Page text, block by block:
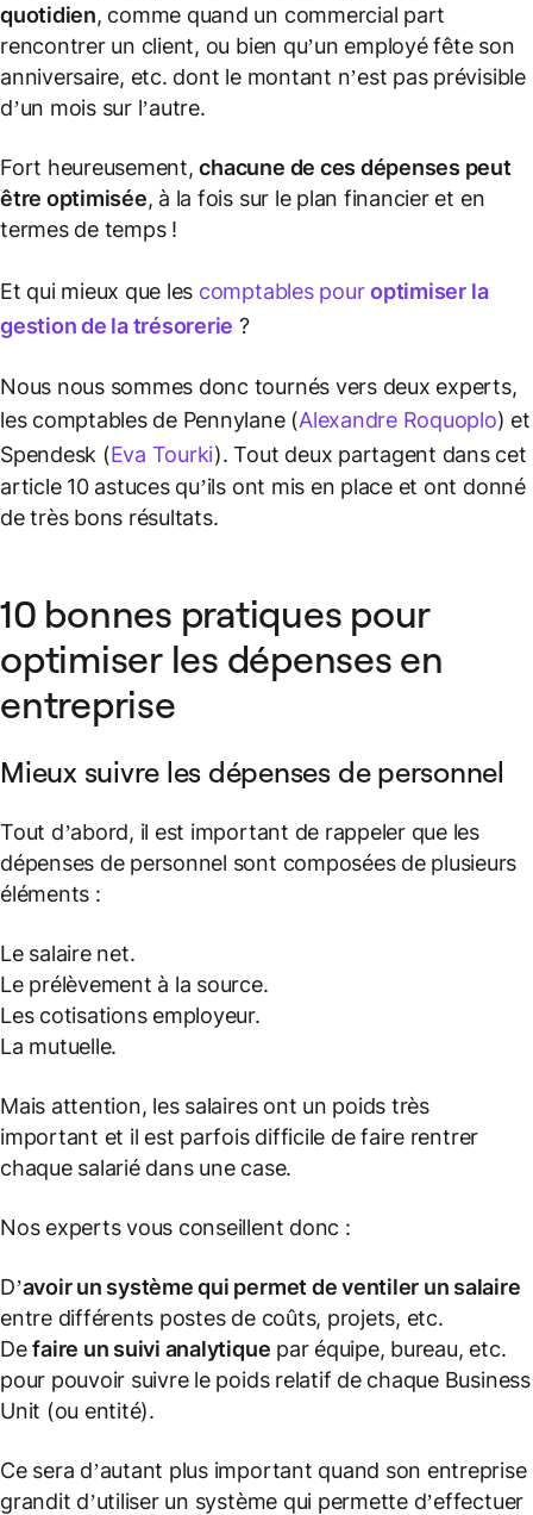
quotidien, comme quand un commercial part
rencontrer un client, ou bien qu’un employé fête son
anniversaire, etc. dont le montant n’est pas prévisible
d’un mois sur l’autre.
Fort heureusement,chacune de ces dépenses peut
être optimisée, à la fois sur le plan financier et en
termes de temps !
Et qui mieux que les comptables pouroptimiser la
gestion de la trésorerie ?
Nous nous sommes donc tournés vers deux experts,
les comptables de Pennylane (Alexandre Roquoplo) et
Spendesk (Eva Tourki). Tout deux partagent dans cet
article 10 astuces qu’ils ont mis en place et ont donné
de très bons résultats.
10 bonnes pratiques pour
optimiser les dépenses en
entreprise
Mieux suivre les dépenses de personnel
Tout d’abord, il est important de rappeler que les
dépenses de personnel sont composées de plusieurs
éléments :
Le salaire net.
Le prélèvement à la source.
Les cotisations employeur.
La mutuelle.
Mais attention, les salaires ont un poids très
important et il est parfois difficile de faire rentrer
chaque salarié dans une case.
Nos experts vous conseillent donc :
D’avoir un système qui permet de ventiler un salaire
entre différents postes de coûts, projets, etc.
Defaire un suivi analytique par équipe, bureau, etc.
pour pouvoir suivre le poids relatif de chaque Business
Unit (ou entité).
Ce sera d’autant plus important quand son entreprise
grandit d’utiliser un système qui permette d’effectuer